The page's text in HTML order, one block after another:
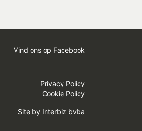
Vind ons op Facebook
Privacy Policy
Cookie Policy
Site by Interbiz bvba